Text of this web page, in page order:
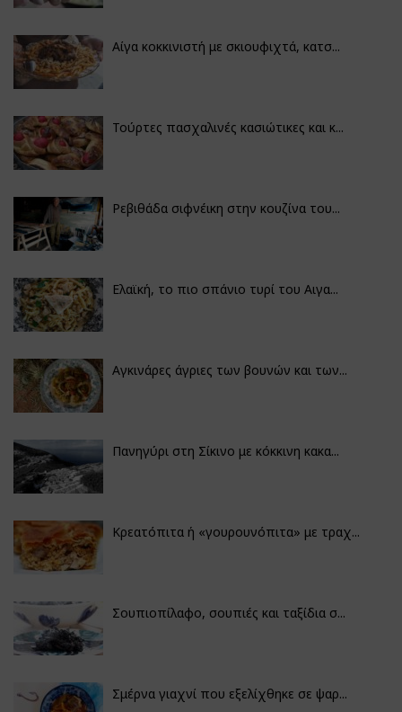
Αίγα κοκκινιστή με σκιουφιχτά, κατσ...
Τούρτες πασχαλινές κασιώτικες και κ...
Ρεβιθάδα σιφνέικη στην κουζίνα του...
Ελαϊκή, το πιο σπάνιο τυρί του Αιγα...
Αγκινάρες άγριες των βουνών και των...
Πανηγύρι στη Σίκινο με κόκκινη κακα...
Κρεατόπιτα ή «γουρουνόπιτα» με τραχ...
Σουπιοπίλαφο, σουπιές και ταξίδια σ...
Σμέρνα γιαχνί που εξελίχθηκε σε ψαρ...